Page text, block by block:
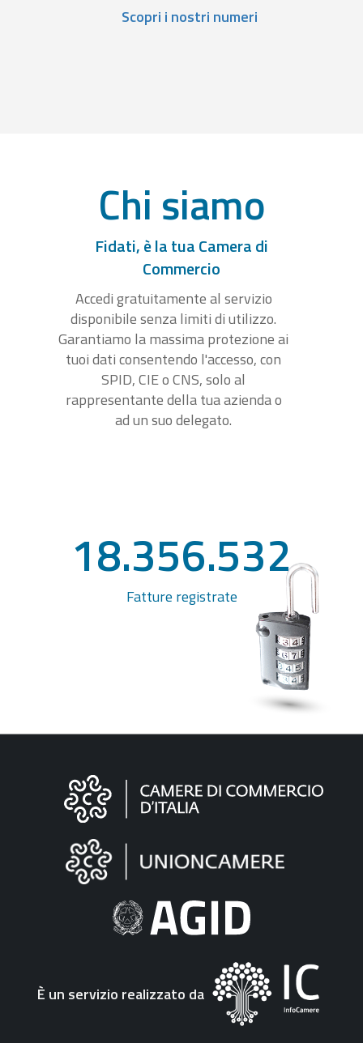
Scopri i nostri numeri
Chi siamo
Fidati, è la tua Camera di
Commercio
Accedi gratuitamente al servizio
disponibile senza limiti di utilizzo.
Garantiamo la massima protezione ai
tuoi dati consentendo l'accesso, con
SPID, CIE o CNS, solo al
rappresentante della tua azienda o
ad un suo delegato.
18.356.532
Fatture registrate
Informazioni
"Fattura
Elettronica"
È un servizio realizzato da